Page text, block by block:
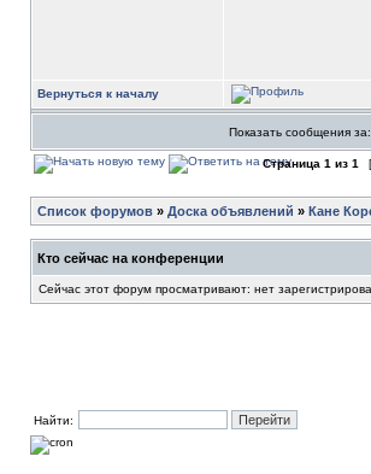
Вернуться к началу
Показать сообщения за:
Страница 1 из 1
Список форумов » Доска объявлений » Кане
Кто сейчас на конференции
Сейчас этот форум просматривают: нет
Найти: